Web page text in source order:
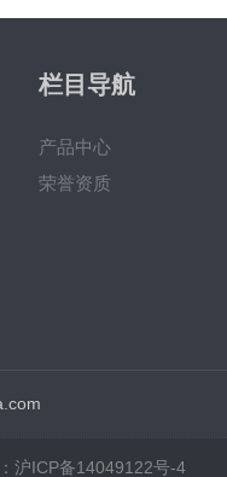
栏目导航
产品中心
荣誉资质
沪ICP备14049122号-4